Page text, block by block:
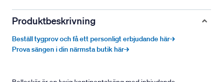
Produktbeskrivning
Beställ tygprov och få ett personligt erbjudande här→
Prova sängen i din närmsta butik här→